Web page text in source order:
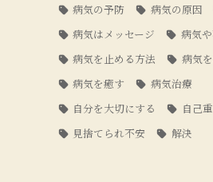
病気の予防
病気の原因
病気はメッセージ
病気
病気を止める方法
病気
病気を癒す
病気治療
自分を大切にする
自己
見捨てられ不安
解決